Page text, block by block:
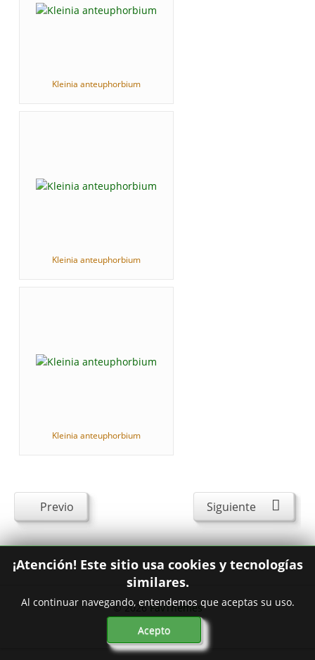
Kleinia anteuphorbium
Kleinia anteuphorbium
Kleinia anteuphorbium
Previo Siguiente
© 2026FavThemes
¡Atención! Este sitio usa cookies y tecnologías
similares.
Al continuar navegando, entendemos que aceptas su uso.
Acepto